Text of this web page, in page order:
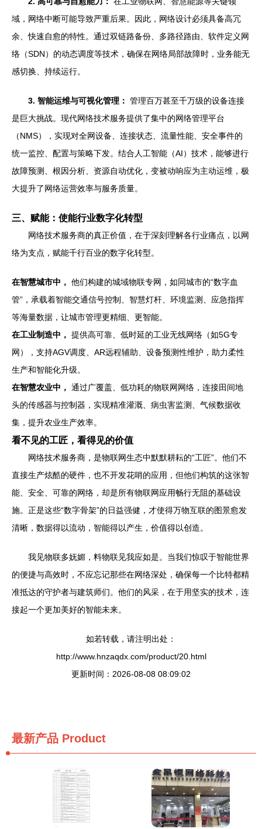
域，网络中断可能导致严重后果。因此，网络设计必须具备高冗
余、快速自愈的特性。通过双链路备份、多路径路由、软件定义网
络（SDN）的动态调度等技术，确保在网络局部故障时，业务能无
感切换、持续运行。
3. 智能运维与可视化管理： 管理百万甚至千万级的设备连接
是巨大挑战。现代网络技术服务提供了集中的网络管理平台
（NMS），实现对全网设备、连接状态、流量性能、安全事件的
统一监控、配置与策略下发。结合人工智能（AI）技术，能够进行
故障预测、根因分析、资源自动优化，变被动响应为主动运维，极
大提升了网络运营效率与服务质量。
三、赋能：使能行业数字化转型
网络技术服务商的真正价值，在于深刻理解各行业痛点，以网
络为支点，赋能千行百业的数字化转型。
在智慧城市中， 他们构建的城域物联专网，如同城市的“数字血
管”，承载着智能交通信号控制、智慧灯杆、环境监测、应急指挥
等海量数据，让城市管理更精细、更智能。
在工业制造中， 提供高可靠、低时延的工业无线网络（如5G专
网），支持AGV调度、AR远程辅助、设备预测性维护，助力柔性
生产和智能化升级。
在智慧农业中， 通过广覆盖、低功耗的物联网网络，连接田间地
头的传感器与控制器，实现精准灌溉、病虫害监测、气候数据收
集，提升农业生产效率。
看不见的工匠，看得见的价值
网络技术服务商，是物联网生态中默默耕耘的“工匠”。他们不
直接生产炫酷的硬件，也不开发花哨的应用，但他们构筑的这张智
能、安全、可靠的网络，却是所有物联网应用畅行无阻的基础设
施。正是这些“数字骨架”的日益强健，才使得万物互联的图景愈发
清晰，数据得以流动，智能得以产生，价值得以创造。
我见物联多妩媚，料物联见我应如是。当我们惊叹于智能世界
的便捷与高效时，不应忘记那些在网络深处，确保每一个比特都精
准抵达的守护者与建筑师们。他们的风采，在于用坚实的技术，连
接起一个更加美好的智能未来。
如若转载，请注明出处：
http://www.hnzaqdx.com/product/20.html
更新时间：2026-08-08 08:09:02
最新产品 Product